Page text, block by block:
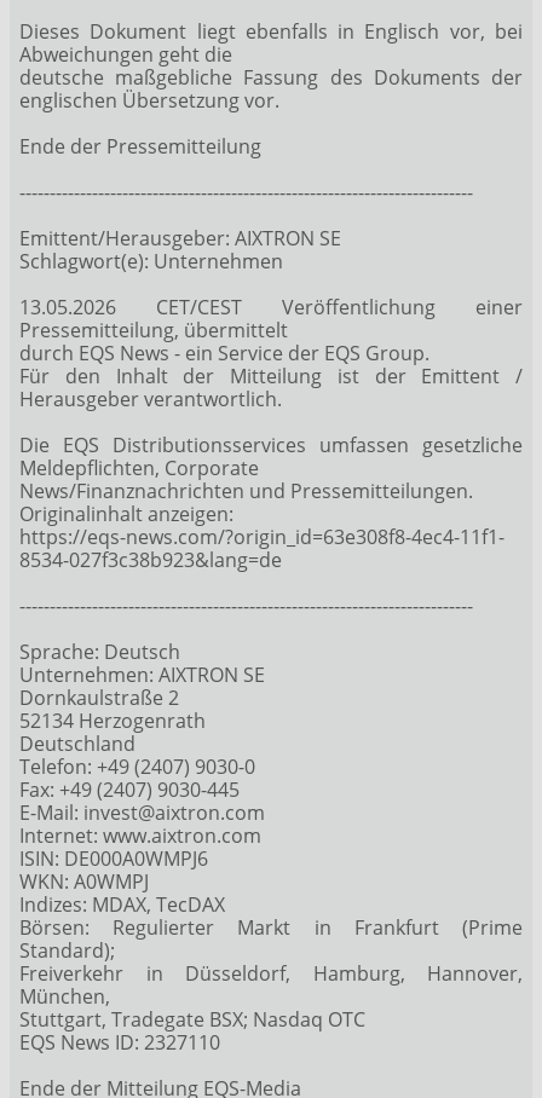
Dieses Dokument liegt ebenfalls in Englisch vor, bei
Abweichungen geht die
deutsche maßgebliche Fassung des Dokuments der
englischen Übersetzung vor.
Ende der Pressemitteilung
---------------------------------------------------------------------------
Emittent/Herausgeber: AIXTRON SE
Schlagwort(e): Unternehmen
13.05.2026 CET/CEST Veröffentlichung einer
Pressemitteilung, übermittelt
durch EQS News - ein Service der EQS Group.
Für den Inhalt der Mitteilung ist der Emittent /
Herausgeber verantwortlich.
Die EQS Distributionsservices umfassen gesetzliche
Meldepflichten, Corporate
News/Finanznachrichten und Pressemitteilungen.
Originalinhalt anzeigen:
https://eqs-news.com/?origin_id=63e308f8-4ec4-11f1-
8534-027f3c38b923&lang=de
---------------------------------------------------------------------------
Sprache: Deutsch
Unternehmen: AIXTRON SE
Dornkaulstraße 2
52134 Herzogenrath
Deutschland
Telefon: +49 (2407) 9030-0
Fax: +49 (2407) 9030-445
E-Mail: invest@aixtron.com
Internet: www.aixtron.com
ISIN: DE000A0WMPJ6
WKN: A0WMPJ
Indizes: MDAX, TecDAX
Börsen: Regulierter Markt in Frankfurt (Prime
Standard);
Freiverkehr in Düsseldorf, Hamburg, Hannover,
München,
Stuttgart, Tradegate BSX; Nasdaq OTC
EQS News ID: 2327110
Ende der Mitteilung EQS-Media